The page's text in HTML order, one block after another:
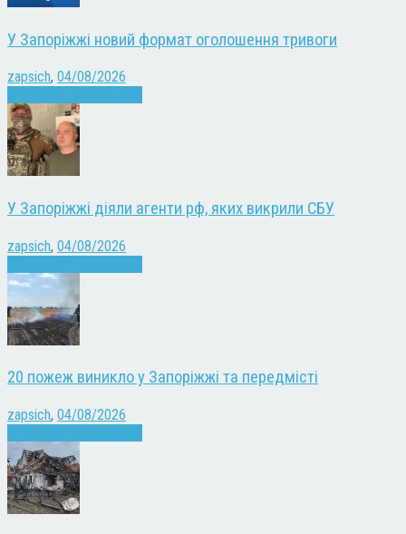
У Запоріжжі новий формат оголошення тривоги
zapsich, 04/08/2026
У Запоріжжі діяли агенти рф, яких викрили СБУ
zapsich, 04/08/2026
20 пожеж виникло у Запоріжжі та передмісті
zapsich, 04/08/2026